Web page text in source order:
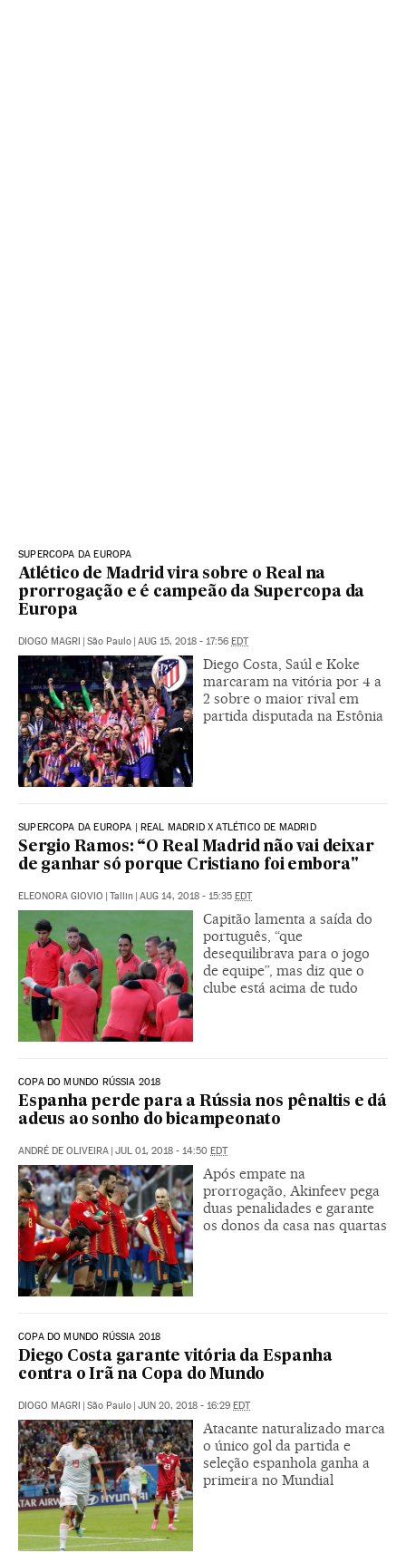
SUPERCOPA DA EUROPA
Atlético de Madrid vira sobre o Real na
prorrogação e é campeão da Supercopa da
Europa
DIOGO MAGRI | São Paulo | AUG 15, 2018 - 17:56 EDT
Diego Costa, Saúl e Koke
marcaram na vitória por 4 a
2 sobre o maior rival em
partida disputada na Estônia
SUPERCOPA DA EUROPA | REAL MADRID X ATLÉTICO DE MADRID
Sergio Ramos: “O Real Madrid não vai deixar
de ganhar só porque Cristiano foi embora"
ELEONORA GIOVIO | Tallin | AUG 14, 2018 - 15:35 EDT
Capitão lamenta a saída do
português, “que
desequilibrava para o jogo
de equipe”, mas diz que o
clube está acima de tudo
COPA DO MUNDO RÚSSIA 2018
Espanha perde para a Rússia nos pênaltis e dá
adeus ao sonho do bicampeonato
ANDRÉ DE OLIVEIRA | JUL 01, 2018 - 14:50 EDT
Após empate na
prorrogação, Akinfeev pega
duas penalidades e garante
os donos da casa nas quartas
COPA DO MUNDO RÚSSIA 2018
Diego Costa garante vitória da Espanha
contra o Irã na Copa do Mundo
DIOGO MAGRI | São Paulo | JUN 20, 2018 - 16:29 EDT
Atacante naturalizado marca
o único gol da partida e
seleção espanhola ganha a
primeira no Mundial